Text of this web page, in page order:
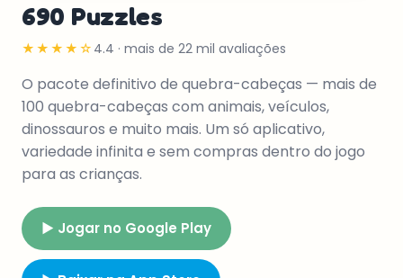
690 Puzzles
★★★★☆ 4.4 · mais de 22 mil avaliações
O pacote definitivo de quebra-cabeças — mais de
100 quebra-cabeças com animais, veículos,
dinossauros e muito mais. Um só aplicativo,
variedade infinita e sem compras dentro do jogo
para as crianças.
▶ Jogar no Google Play